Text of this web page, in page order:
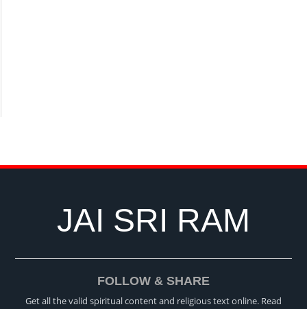
JAI SRI RAM
FOLLOW & SHARE
Get all the valid spiritual content and religious text online. Read